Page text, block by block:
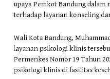
upaya Pemkot Bandung dalam
terhadap layanan konseling
Wali Kota Bandung,
layanan psikologi klinis
Permenkes Nomor 19 Tahun
psikologi klinis di fasilitas